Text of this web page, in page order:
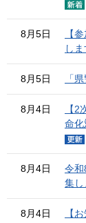
8月5日
【
しま
8月5日 「
8月4日
【
命化
8月4日
令和
集し
8月4日
【